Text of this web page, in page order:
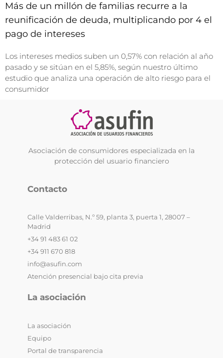
Más de un millón de familias recurre a la
reunificación de deuda, multiplicando por 4 el
pago de intereses
Los intereses medios suben un 0,57% con relación al año
pasado y se sitúan en el 5,85%, según nuestro último
estudio que analiza una operación de alto riesgo para el
consumidor
Asociación de consumidores especializada en la
protección del usuario financiero
Contacto
Calle Valderribas, N.º 59, planta 3, puerta 1, 28007 –
Madrid
+34 91 483 61 02
+34 911 670 818
info@asufin.com
Atención presencial bajo cita previa
La asociación
La asociación
Equipo
Portal de transparencia